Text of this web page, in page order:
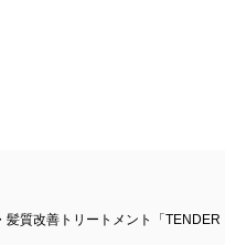
質改善トリートメント「